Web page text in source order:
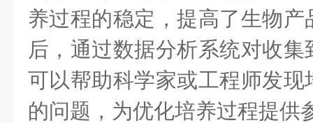
养过程的稳定，提高了生物
后，通过数据分析系统对收
可以帮助科学家或工程师发
的问题，为优化培养过程提供